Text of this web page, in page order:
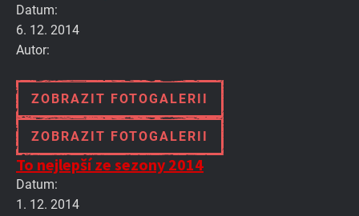
Datum:
6. 12. 2014
Autor:
ZOBRAZIT FOTOGALERII
ZOBRAZIT FOTOGALERII
To nejlepší ze sezony 2014
Datum:
1. 12. 2014